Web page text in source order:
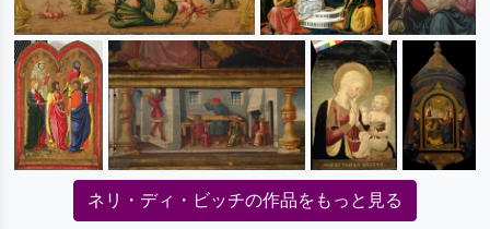
ネリ・ディ・ビッチの作品をもっと見る